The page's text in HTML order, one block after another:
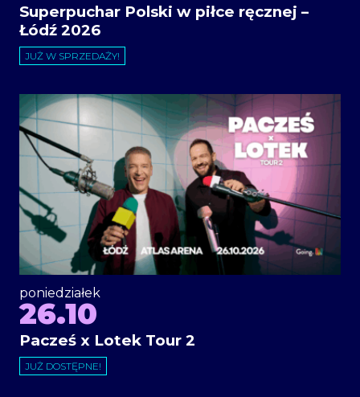
Superpuchar Polski w piłce ręcznej –
Łódź 2026
JUŻ W SPRZEDAŻY!
poniedziałek
26.10
Pacześ x Lotek Tour 2
JUŻ DOSTĘPNE!